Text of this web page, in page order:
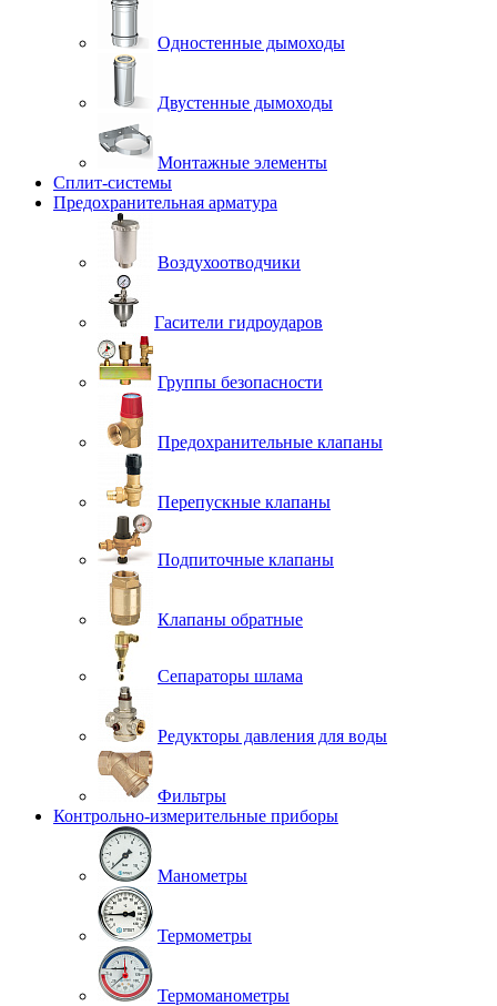
Одностенные дымоходы
Двустенные дымоходы
Монтажные элементы
Сплит-системы
Предохранительная арматура
Воздухоотводчики
Гасители гидроударов
Группы безопасности
Предохранительные клапаны
Перепускные клапаны
Подпиточные клапаны
Клапаны обратные
Сепараторы шлама
Редукторы давления для воды
Фильтры
Контрольно-измерительные приборы
Манометры
Термометры
Термоманометры